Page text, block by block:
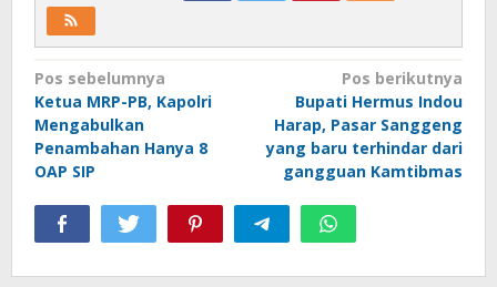
Navigasi
pos
Pos sebelumnya
Ketua MRP-PB, Kapolri
Mengabulkan
Penambahan Hanya 8
OAP SIP
Pos berikutnya
Bupati Hermus Indou
Harap, Pasar Sanggeng
yang baru terhindar dari
gangguan Kamtibmas